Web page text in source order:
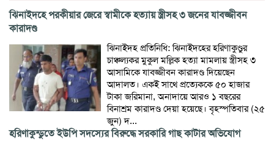
ঝিনাইদহে পরকীয়ার জেরে স্বামীকে হত্যায় স্ত্রীসহ ৩ জনের যাবজ্জীবন
কারাদণ্ড
ঝিনাইদহ প্রতিনিধি: ঝিনাইদহের হরিণাকুণ্ডুর
চাঞ্চল্যকর মুকুল মল্লিক হত্যা মামলায় স্ত্রীসহ ৩
আসামিকে যাবজ্জীবন কারাদণ্ড দিয়েছেন
আদালত। একই সাথে প্রত্যেককে ৫০ হাজার
টাকা জরিমানা, অনাদায়ে আরও ১ বছরের
বিনাশ্রম কারাদণ্ড দেয়া হয়েছে। বৃহস্পতিবার (২৫
জুন) দ...
হরিণাকুন্ডুতে ইউপি সদস্যের বিরুদ্ধে সরকারি গাছ কাটার অভিযোগ